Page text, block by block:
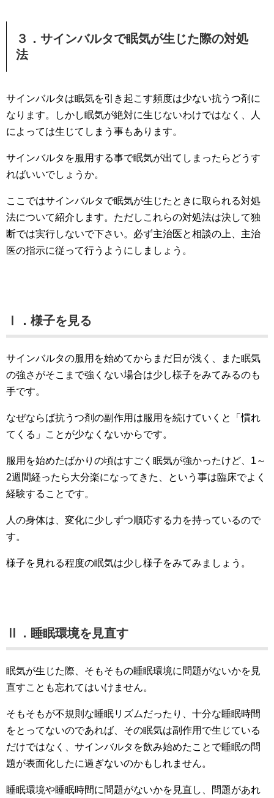
３．サインバルタで眠気が生じた際の対処
法
サインバルタは眠気を引き起こす頻度は少ない抗うつ剤に
なります。しかし眠気が絶対に生じないわけではなく、人
によっては生じてしまう事もあります。
サインバルタを服用する事で眠気が出てしまったらどうす
ればいいでしょうか。
ここではサインバルタで眠気が生じたときに取られる対処
法について紹介します。ただしこれらの対処法は決して独
断では実行しないで下さい。必ず主治医と相談の上、主治
医の指示に従って行うようにしましょう。
Ⅰ．様子を見る
サインバルタの服用を始めてからまだ日が浅く、また眠気
の強さがそこまで強くない場合は少し様子をみてみるのも
手です。
なぜならば抗うつ剤の副作用は服用を続けていくと「慣れ
てくる」ことが少なくないからです。
服用を始めたばかりの頃はすごく眠気が強かったけど、1～
2週間経ったら大分楽になってきた、という事は臨床でよく
経験することです。
人の身体は、変化に少しずつ順応する力を持っているので
す。
様子を見れる程度の眠気は少し様子をみてみましょう。
Ⅱ．睡眠環境を見直す
眠気が生じた際、そもそもの睡眠環境に問題がないかを見
直すことも忘れてはいけません。
そもそもが不規則な睡眠リズムだったり、十分な睡眠時間
をとってないのであれば、その眠気は副作用で生じている
だけではなく、サインバルタを飲み始めたことで睡眠の問
題が表面化したに過ぎないのかもしれません。
睡眠環境や睡眠時間に問題がないかを見直し、問題があれ